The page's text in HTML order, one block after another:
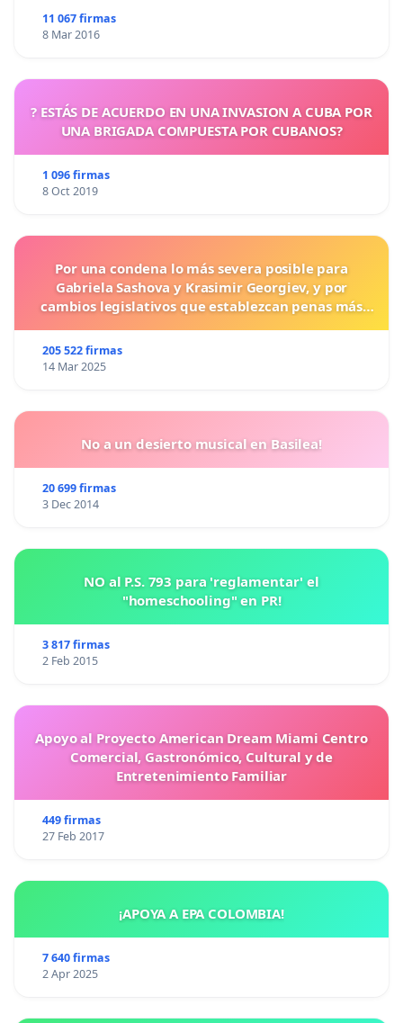
11 067 firmas
8 Mar 2016
? ESTÁS DE ACUERDO EN UNA INVASION A CUBA POR
UNA BRIGADA COMPUESTA POR CUBANOS?
1 096 firmas
8 Oct 2019
Por una condena lo más severa posible para
Gabriela Sashova y Krasimir Georgiev, y por
cambios legislativos que establezcan penas más
205 522 firmas
14 Mar 2025
No a un desierto musical en Basilea!
20 699 firmas
3 Dec 2014
NO al P.S. 793 para 'reglamentar' el
"homeschooling" en PR!
3 817 firmas
2 Feb 2015
Apoyo al Proyecto American Dream Miami Centro
Comercial, Gastronómico, Cultural y de
Entretenimiento Familiar
449 firmas
27 Feb 2017
¡APOYA A EPA COLOMBIA!
7 640 firmas
2 Apr 2025